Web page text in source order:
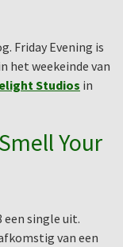
Friday Evening is
het weekeinde van
Studios in
Your
een single uit.
van een